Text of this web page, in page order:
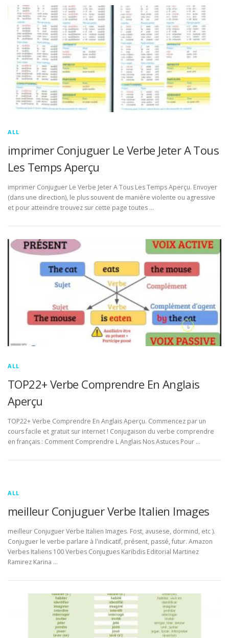
ALL
imprimer Conjuguer Le Verbe Jeter A Tous
Les Temps Aperçu
imprimer Conjuguer Le Verbe Jeter A Tous Les Temps Aperçu. Envoyer
(dans une direction), le plus souvent de manière violente ou agressive
et pour atteindre trouvez sur cette page toutes …
ALL
TOP22+ Verbe Comprendre En Anglais
Aperçu
TOP22+ Verbe Comprendre En Anglais Aperçu. Commencez par un
cours facile et gratuit sur internet ! Conjugaison du verbe comprendre
en français : Comment Comprendre L Anglais Nos Astuces Pour …
ALL
meilleur Conjuguer Verbe Italien Images
meilleur Conjuguer Verbe Italien Images. Fost, avusese, dormind, etc ).
Conjuguer le verbe parlare à l'indicatif, présent, passé, futur. Amazon
Verbes Italiens 100 Verbes Conjugues Karibdis Editorial Martinez
Ramirez Karina …